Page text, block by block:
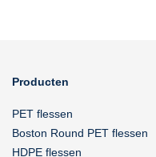
Producten
PET flessen
Boston Round PET flessen
HDPE flessen